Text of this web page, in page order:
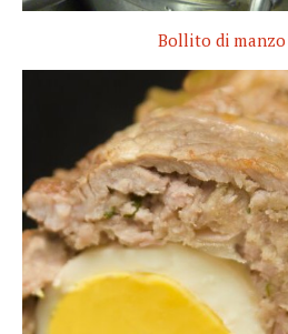
Bollito di